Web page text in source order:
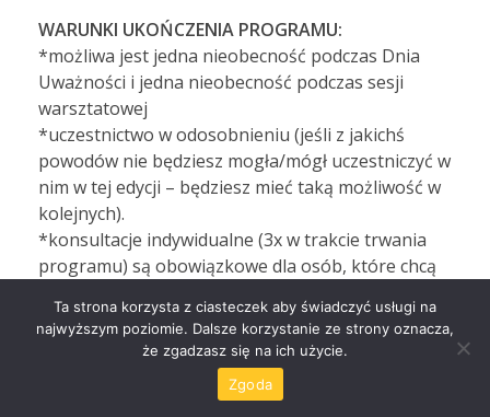
WARUNKI UKOŃCZENIA PROGRAMU:
*możliwa jest jedna nieobecność podczas Dnia
Uważności i jedna nieobecność podczas sesji
warsztatowej
*uczestnictwo w odosobnieniu (jeśli z jakichś
powodów nie będziesz mogła/mógł uczestniczyć w
nim w tej edycji – będziesz mieć taką możliwość w
kolejnych).
*konsultacje indywidualne (3x w trakcie trwania
programu) są obowiązkowe dla osób, które chcą
opcja dodatkowo płatna).
INFORMACJE ORGANIZACYJNE:
Ta strona korzysta z ciasteczek aby świadczyć usługi na
najwyższym poziomie. Dalsze korzystanie ze strony oznacza,
że zgadzasz się na ich użycie.
Zgoda